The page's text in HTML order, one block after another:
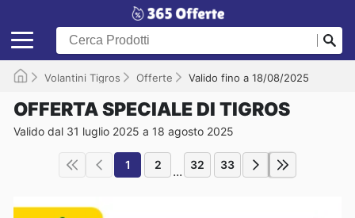
Volantini Tigros Offerte Valido fino a 18/08/2025
OFFERTA SPECIALE DI TIGROS
Valido dal 31 luglio 2025 a 18 agosto 2025
1 2 ... 32 33